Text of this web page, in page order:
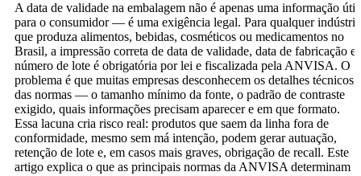
A data de validade na embalagem não é apenas uma informação útil
para o consumidor — é uma exigência legal. Para qualquer indústria
que produza alimentos, bebidas, cosméticos ou medicamentos no
Brasil, a impressão correta de data de validade, data de fabricação e
número de lote é obrigatória por lei e fiscalizada pela ANVISA. O
problema é que muitas empresas desconhecem os detalhes técnicos
das normas — o tamanho mínimo da fonte, o padrão de contraste
exigido, quais informações precisam aparecer e em que formato.
Essa lacuna cria risco real: produtos que saem da linha fora de
conformidade, mesmo sem má intenção, podem gerar autuação,
retenção de lote e, em casos mais graves, obrigação de recall. Este
artigo explica o que as principais normas da ANVISA determinam